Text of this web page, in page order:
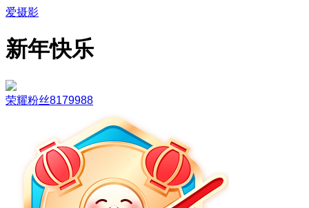
爱摄影
新年快乐
荣耀粉丝8179988